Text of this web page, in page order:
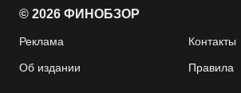
© 2026 ФИНОБЗОР
Реклама Контакты
Об издании Правила